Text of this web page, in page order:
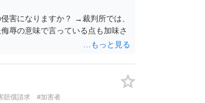
害になりますか？ →裁判所では、
辱の意味で言っている点も加味さ
賠償請求 #加害者